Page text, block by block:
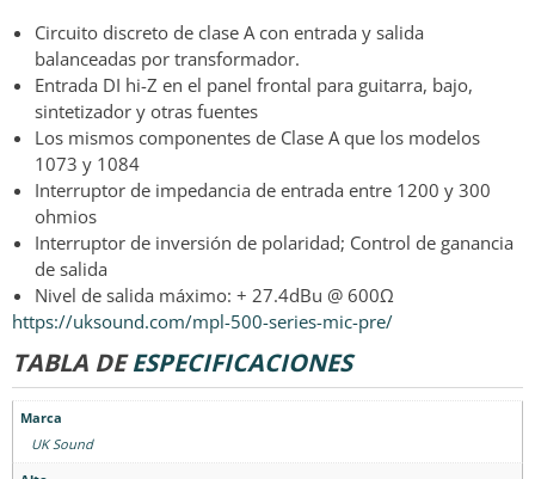
Circuito discreto de clase A con entrada y salida
balanceadas por transformador.
Entrada DI hi-Z en el panel frontal para guitarra, bajo,
sintetizador y otras fuentes
Los mismos componentes de Clase A que los modelos
1073 y 1084
Interruptor de impedancia de entrada entre 1200 y 300
ohmios
Interruptor de inversión de polaridad; Control de ganancia
de salida
Nivel de salida máximo: + 27.4dBu @ 600Ω
https://uksound.com/mpl-500-series-mic-pre/
TABLA DEESPECIFICACIONES
Marca
UK Sound